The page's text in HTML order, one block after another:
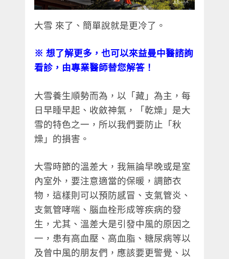
大雪 來了、簡單說就是更冷了。
※ 想了解更多，也可以來益曼中醫諮詢
看診，由專業醫師替您解答！
大雪養生順勢而為，以「藏」為主，每
日早睡早起、收斂神氣，「乾燥」是大
雪的特色之一，所以我們要防止「秋
燥」的損害。
大雪時節的溫差大，我無論早晚或是室
內室外，要注意適當的保暖，調節衣
物，這樣則可以預防感冒、支氣管炎、
支氣管哮喘、腦血栓形成等疾病的發
生，尤其、溫差大是引發中風的原因之
一，患有高血壓、高血脂、糖尿病等以
及曾中風的朋友們，應該要更警覺、以